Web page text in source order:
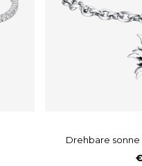
drehbare